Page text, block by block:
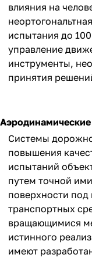
влияния на
испытания до
управление
инструменты,
принятия
Системы
повышения
испытаний
путем точной
поверхности
транспортных
вращающимися
истинного
имеют